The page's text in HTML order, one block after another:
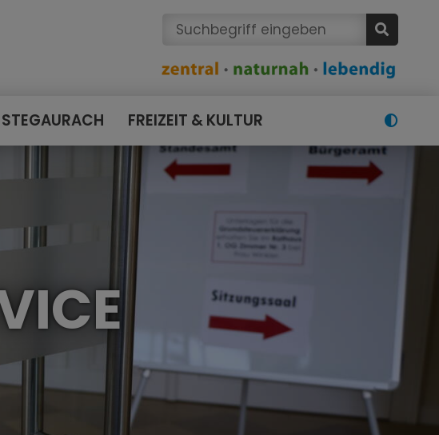
STEGAURACH FREIZEIT & KULTUR